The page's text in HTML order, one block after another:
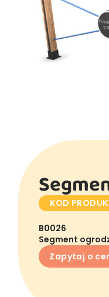
KOD
B0026
Segment
Zapytaj o